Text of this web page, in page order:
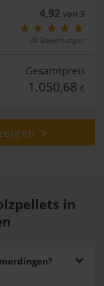
4,92von 5
48 Bewertungen
Gesamtpreis
1.050,68 €
in